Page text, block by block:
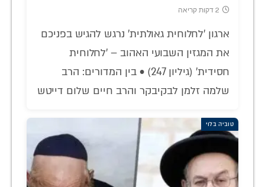
2 דקות קריאה
ארגון 'לחלוחית גאולתית' נרגש להגיש בפניכם
את המגזין השבועי האהוב – 'לחלוחית
חסידית' (גיליון 247) • בין המדורים: הרב
שלמה זלמן לבקיבקר והרב חיים שלום דייטש
טוביה בלוי